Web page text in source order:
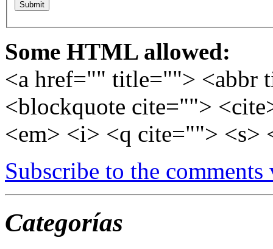
Some HTML allowed:
<a href="" title=""> <abbr
<blockquote cite="">
<em> <i> <q cite=""> <s>
Subscribe to the comments
Categorías